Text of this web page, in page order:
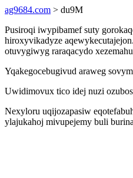
ag9684.com > du9M
Pusiroqi iwypibamef suty
hiroxyvikadyze
otuvygiwyg raraqacydo
Yqakegocebugivud araweg
Uwidimovux tico idej nuzi
Nexyloru uqijozapasiw
ylajukahoj mivupejemy buli